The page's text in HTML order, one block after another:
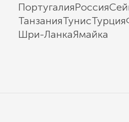
ПортугалияРоссия
ТанзанияТунисТурция
Шри-ЛанкаЯмайка